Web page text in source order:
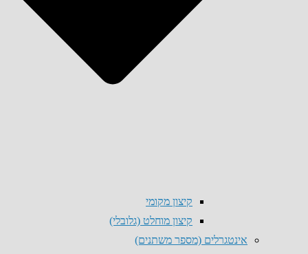
קיצון מקומי
קיצון מוחלט (גלובלי)
אינטגרלים (מספר משתנים)